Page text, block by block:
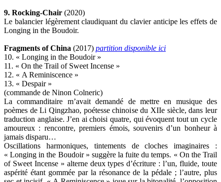
9. Rocking-Chair (2020)
Le balancier légèrement claudiquant du clavier anticipe les effets de
Longing in the Boudoir.
Fragments of China (2017) partition disponible ici
10. « Longing in the Boudoir »
11. « On the Trail of Sweet Incense »
12. « A Reminiscence »
13. « Despair »
(commande de Ninon Colneric)
La commanditaire m’avait demandé de mettre en musique des
poèmes de Li Qingzhao, poétesse chinoise du XIIe siècle, dans leur
traduction anglaise. J’en ai choisi quatre, qui évoquent tout un cycle
amoureux : rencontre, premiers émois, souvenirs d’un bonheur à
jamais disparu…
Oscillations harmoniques, tintements de cloches imaginaires :
« Longing in the Boudoir » suggère la fuite du temps. « On the Trail
of Sweet Incense » alterne deux types d’écriture : l’un, fluide, toute
aspérité étant gommée par la résonance de la pédale ; l’autre, plus